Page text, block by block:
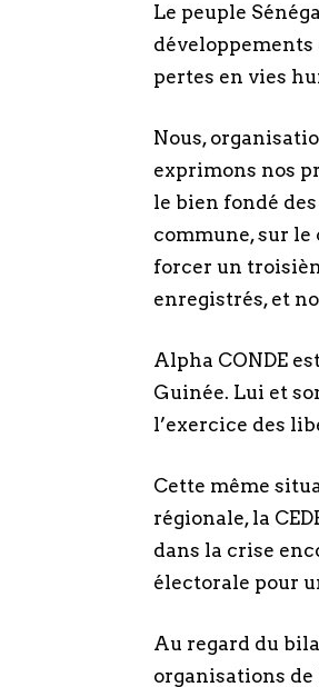
Le peuple
développements
pertes en vies
Nous,
exprimons nos
le bien fondé
commune, sur le
forcer un
enregistrés, et
Alpha CONDE
Guinée. Lui et
l’exercice des
Cette même
régionale, la
dans la crise
électorale pour
Au regard du
organisations